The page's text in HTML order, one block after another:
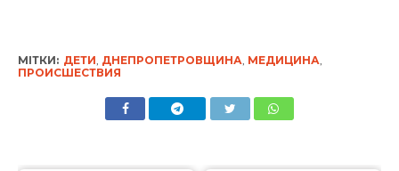
МІТКИ: ДЕТИ ДНЕПРОПЕТРОВЩИНА МЕДИЦИНА
ПРОИСШЕСТВИЯ